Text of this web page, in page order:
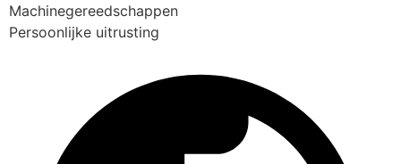
Machinegereedschappen
Persoonlijke uitrusting